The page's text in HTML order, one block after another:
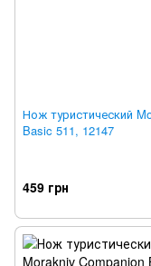
Нож туристический
Basic 511, 12147
459 грн